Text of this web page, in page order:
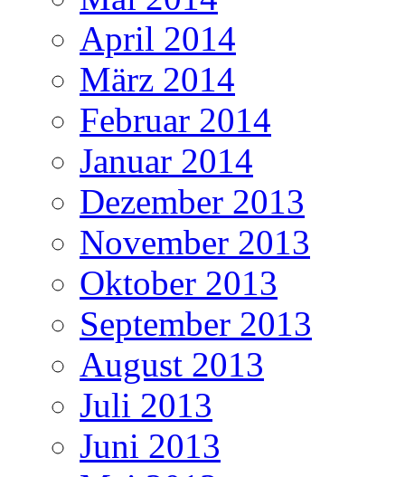
April 2014
März 2014
Februar 2014
Januar 2014
Dezember 2013
November 2013
Oktober 2013
September 2013
August 2013
Juli 2013
Juni 2013